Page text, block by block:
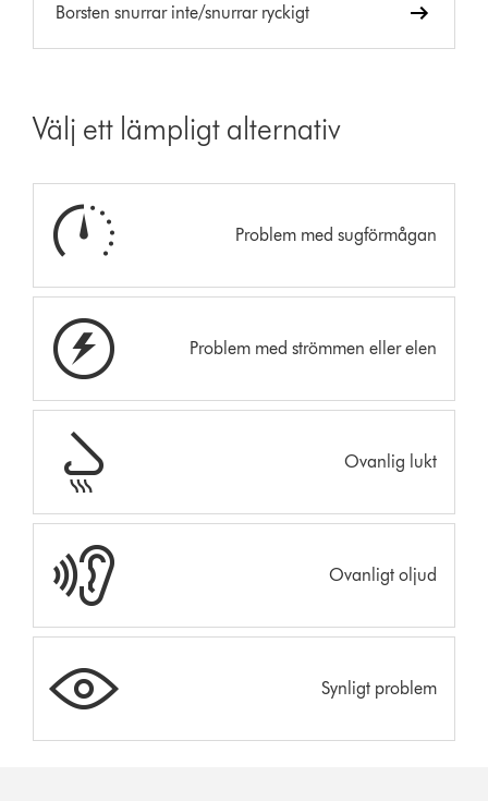
Borsten snurrar inte/snurrar ryckigt
Välj ett lämpligt alternativ
Problem med sugförmågan
Problem med strömmen eller elen
Ovanlig lukt
Ovanligt oljud
Synligt problem